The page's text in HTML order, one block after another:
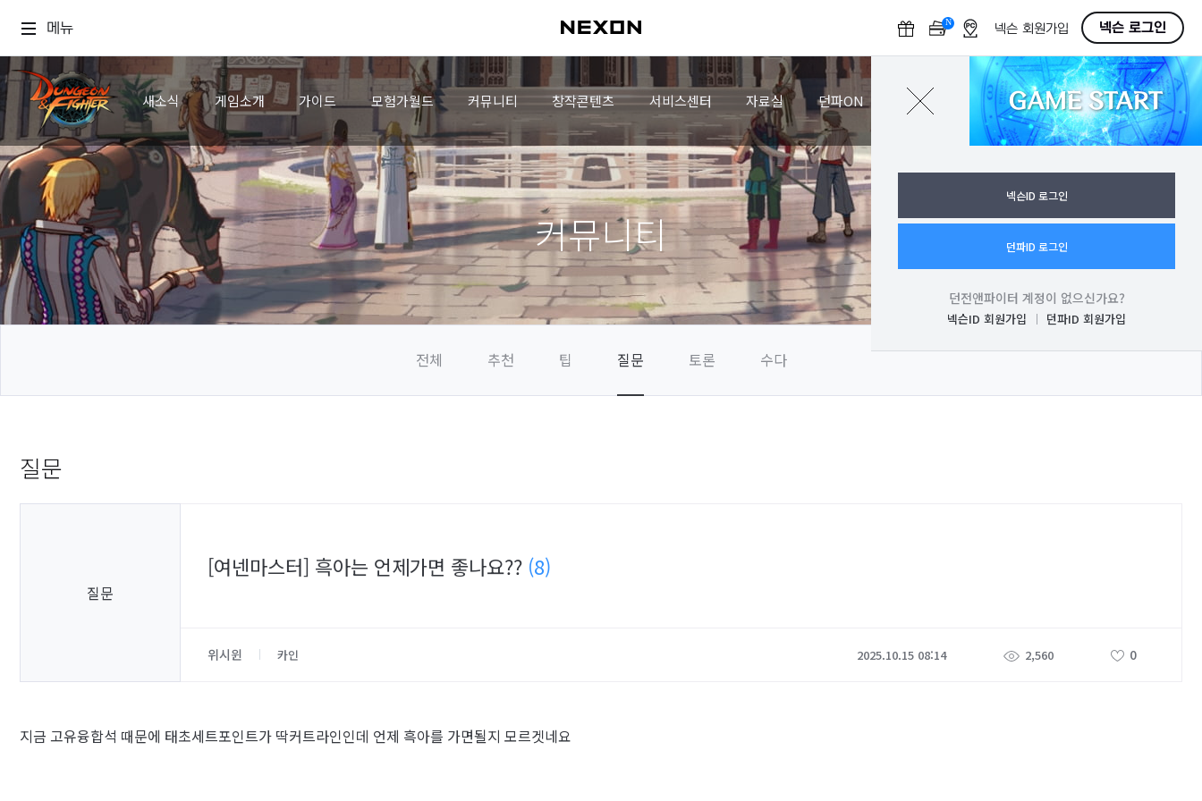
메뉴 N
F
넥슨 회원가입 넥슨 로그인
새소식 게임소개 가이드 모험가월드 커뮤니티 창작콘텐츠 서비스센터 자료실 던파ON GAME START
로그인
넥슨ID 로그인
던파ID 로그인
던전앤파이터 계정이 없으신가요?
넥슨ID 회원가입 던파ID 회원가입
커뮤니티
전체 추천 팁 질문 토론 수다
질문
질문
[여넨마스터] 흑아는 언제가면 좋나요?? (8)
위시윈 카인 2025.10.15 08:14 2,560 0
지금 고유융합석 때문에 태초세트포인트가 딱커트라인인데 언제 흑아를 가면될지 모르겟네요